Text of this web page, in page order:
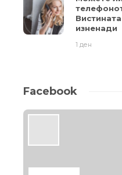
изненади
1 ден
Facebook